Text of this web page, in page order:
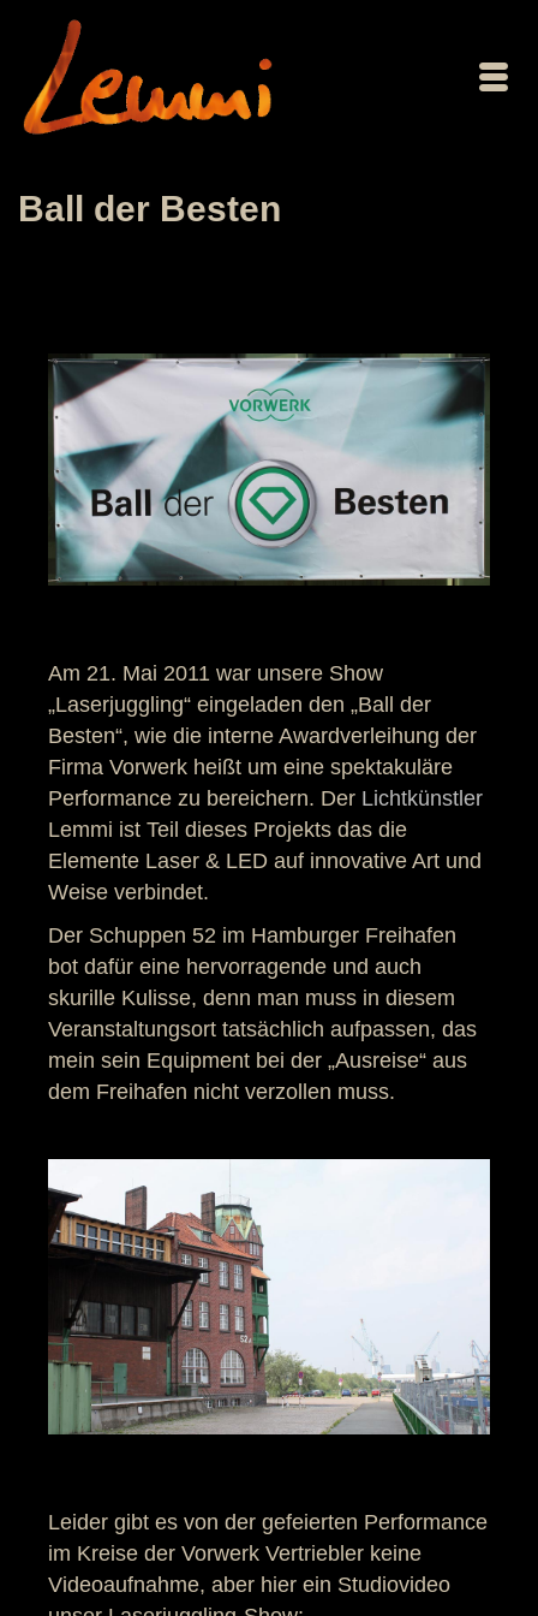
Ball der Besten
Am 21. Mai 2011 war unsere Show
„Laserjuggling“ eingeladen den „Ball der
Besten“, wie die interne Awardverleihung der
Firma Vorwerk heißt um eine spektakuläre
Performance zu bereichern. Der Lichtkünstler
Lemmi ist Teil dieses Projekts das die
Elemente Laser & LED auf innovative Art und
Weise verbindet.
Der Schuppen 52 im Hamburger Freihafen
bot dafür eine hervorragende und auch
skurille Kulisse, denn man muss in diesem
Veranstaltungsort tatsächlich aufpassen, das
mein sein Equipment bei der „Ausreise“ aus
dem Freihafen nicht verzollen muss.
Leider gibt es von der gefeierten Performance
im Kreise der Vorwerk Vertriebler keine
Videoaufnahme, aber hier ein Studiovideo